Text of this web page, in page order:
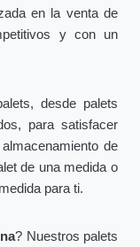
en la venta de
y con un
desde palets
para satisfacer
de
de una medida o
para ti.
? Nuestros palets